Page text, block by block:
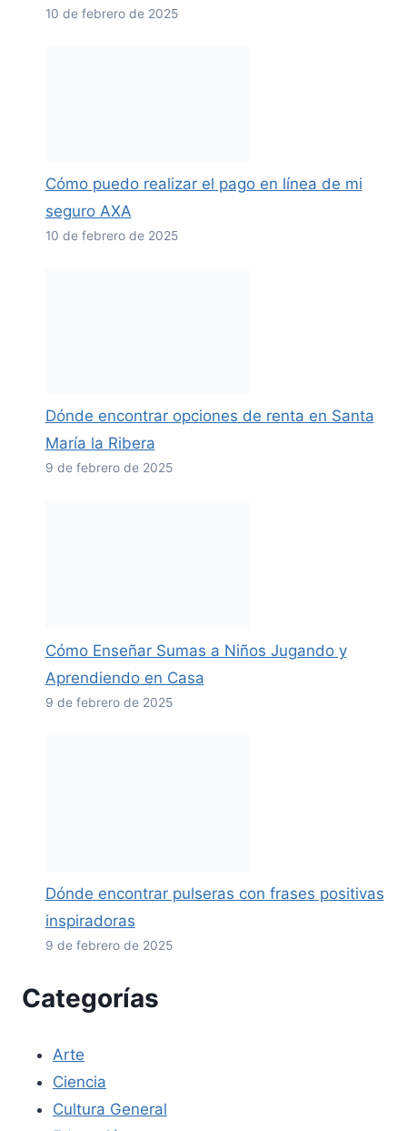
10 de febrero de 2025
Cómo puedo realizar el pago en línea de mi
seguro AXA
10 de febrero de 2025
Dónde encontrar opciones de renta en Santa
María la Ribera
9 de febrero de 2025
Cómo Enseñar Sumas a Niños Jugando y
Aprendiendo en Casa
9 de febrero de 2025
Dónde encontrar pulseras con frases positivas
inspiradoras
9 de febrero de 2025
Categorías
Arte
Ciencia
Cultura General